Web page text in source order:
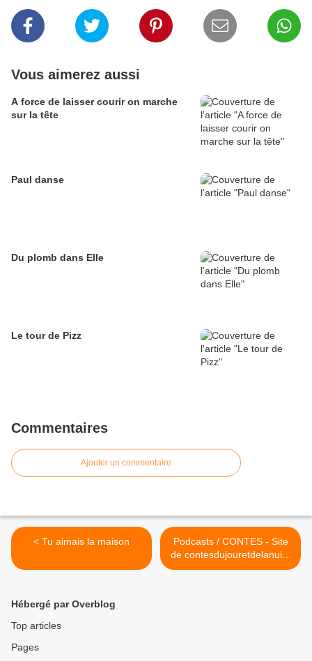
Vous aimerez aussi
A force de laisser courir on marche
sur la tête
Paul danse
Du plomb dans Elle
Le tour de Pizz
Commentaires
Ajouter un commentaire
< Tu aimais la maison
Podcasts / CONTES - Site
de contesdujouretdelanuit !
>
Hébergé par Overblog
Top articles
Pages